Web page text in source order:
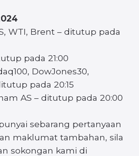
sebarang pertanyaan
kami di
berdagang!
berita